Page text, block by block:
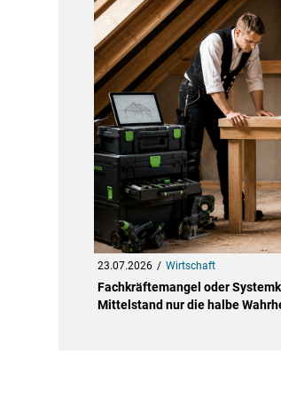
23.07.2026 Wirtschaft
Fachkräftemangel oder
Mittelstand nur die halbe